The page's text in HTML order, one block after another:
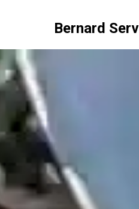
Bernard